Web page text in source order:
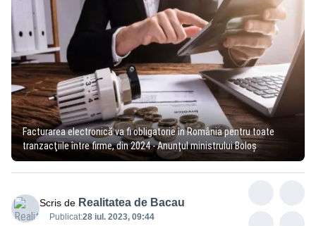
Facturarea electronică va fi obligatorie în România pentru toate
tranzacţiile între firme, din 2024 - Anunțul ministrului Boloș
Scris de Realitatea de Bacau
Publicat:28 iul. 2023, 09:44